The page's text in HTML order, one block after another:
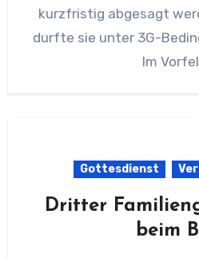
kurzfristig abgesagt
durfte sie unter 3G-
Im
Gottesdienst
Dritter
beim